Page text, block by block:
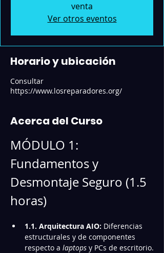
venta
Ver otros eventos
Horario y ubicación
Consultar
https://www.losreparadores.org/
Acerca del Curso
MÓDULO 1:
Fundamentos y
Desmontaje Seguro (1.5
horas)
1.1. Arquitectura AIO: Diferencias
estructurales y de componentes
respecto a laptops y PCs de escritorio.